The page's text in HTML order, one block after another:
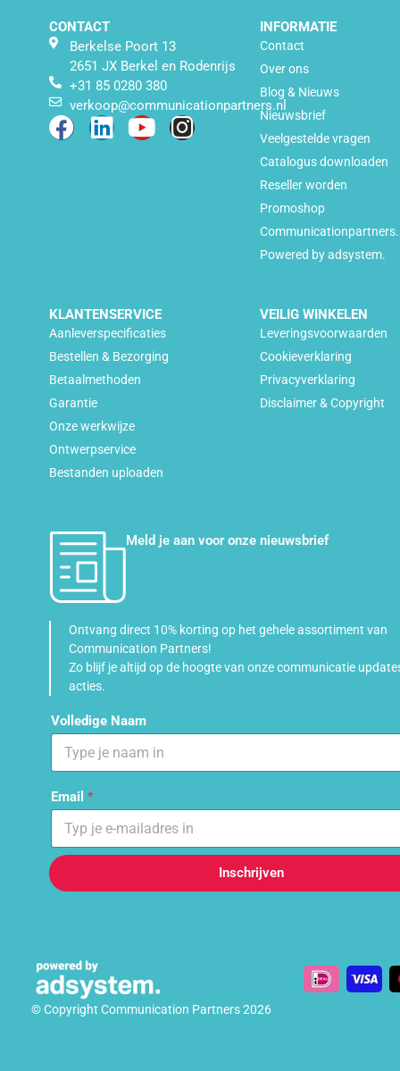
CONTACT
Berkelse Poort 13
2651 JX Berkel en Rodenrijs
+31 85 0280 380
verkoop@communicationpartners.nl
INFORMATIE
Contact
Over ons
Blog & Nieuws
Nieuwsbrief
Veelgestelde vragen
Catalogus downloaden
Reseller worden
Promoshop
Powered by adsystem.
KLANTENSERVICE
Aanleverspecificaties
Bestellen & Bezorging
Betaalmethoden
Garantie
Onze werkwijze
Ontwerpservice
Bestanden uploaden
VEILIG WINKELEN
Leveringsvoorwaarden
Cookieverklaring
Privacyverklaring
Disclaimer & Copyright
Meld je aan voor onze nieuwsbrief
Ontvang direct 10% korting op het gehele assortiment van
Communication Partners!
Zo blijf je altijd op de hoogte van onze communicatie
acties.
Volledige Naam
Email *
Inschrijven
© Copyright Communication Partners 2026